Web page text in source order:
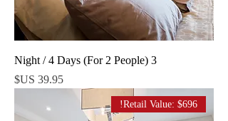
3 Night / 4 Days (For 2 People)
السعر
Retail Value: $696!